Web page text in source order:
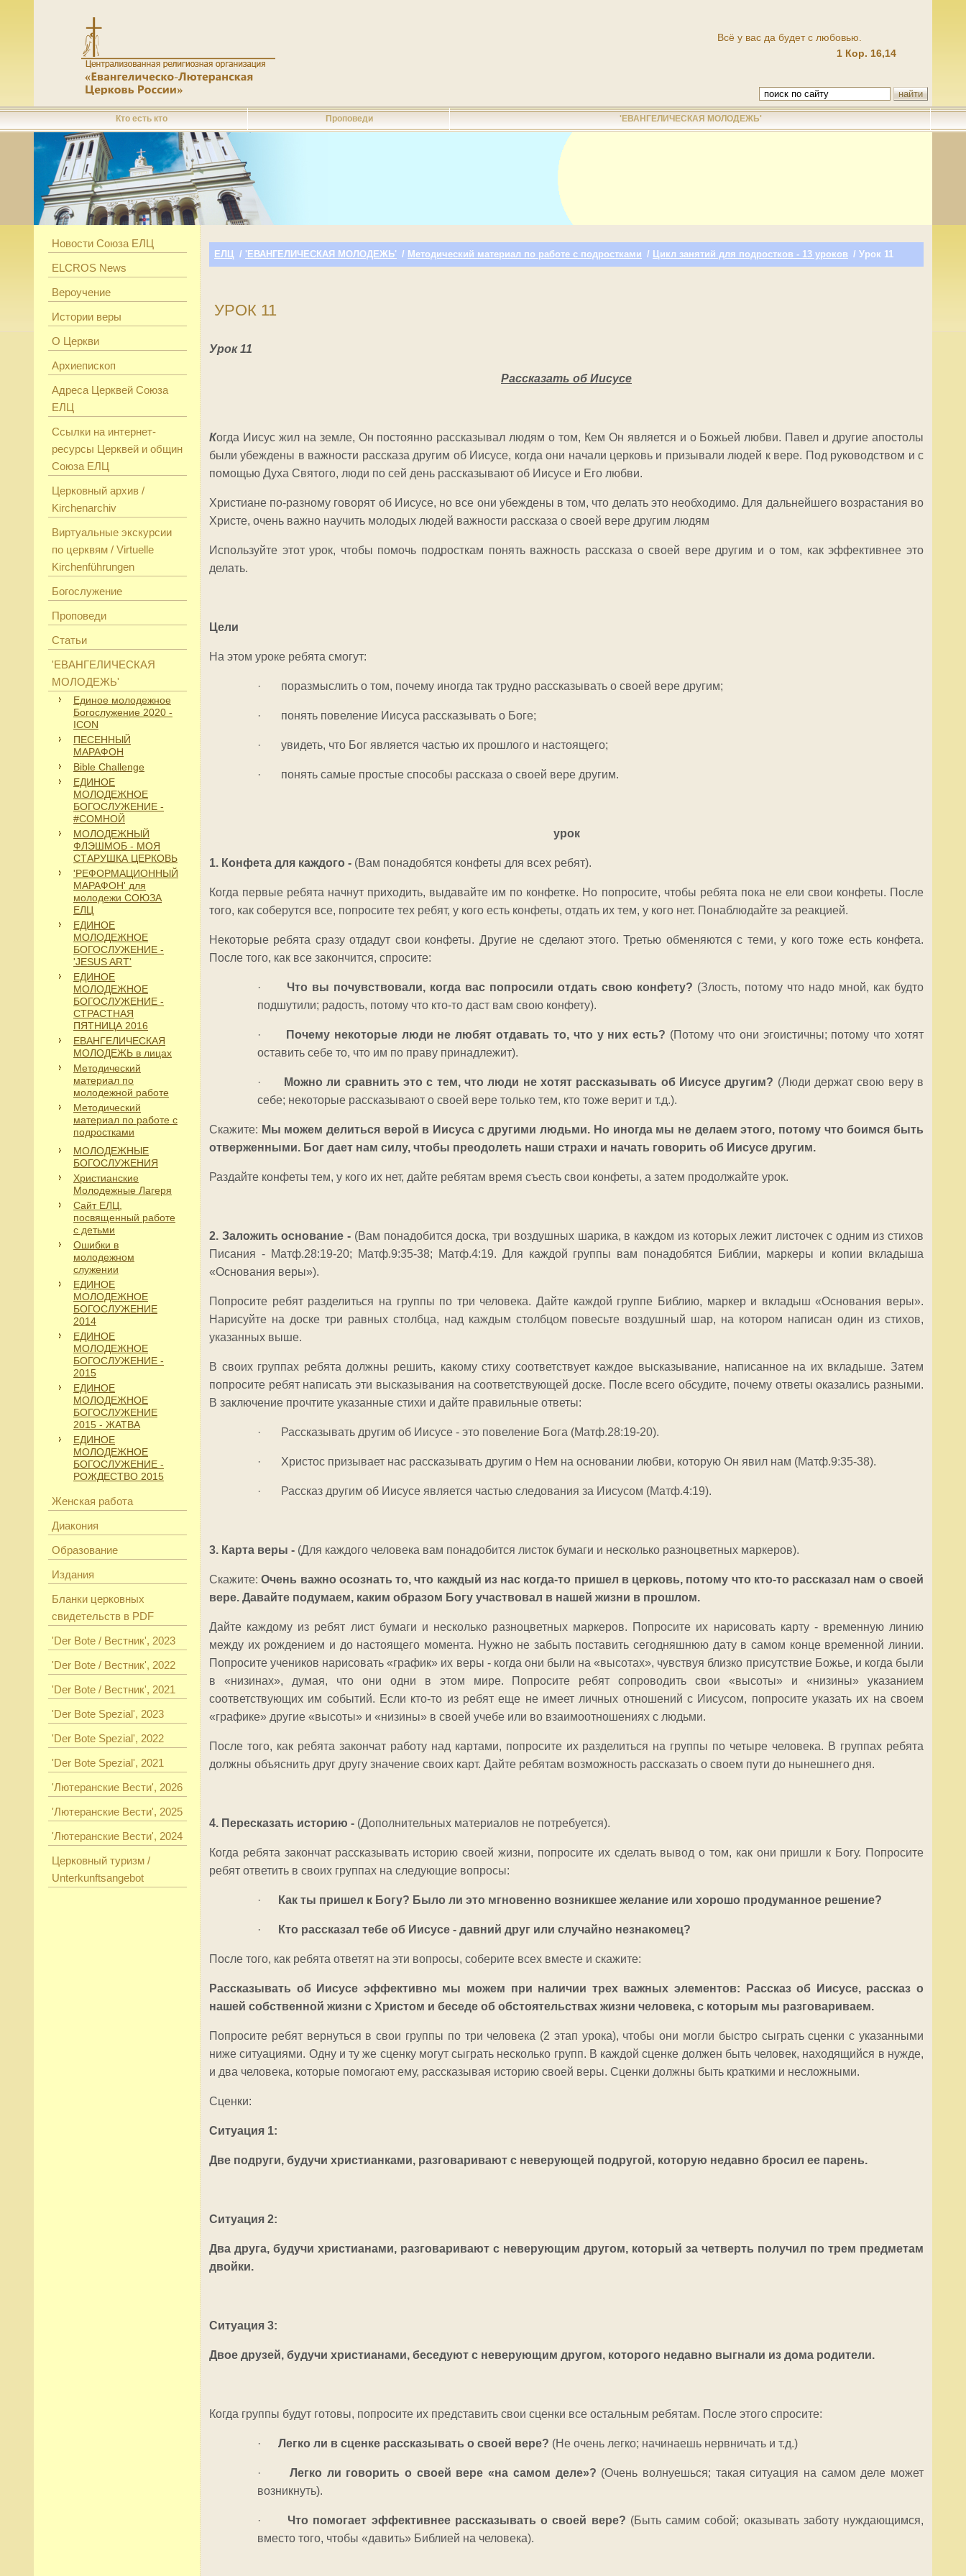
Всё у вас да будет с любовью.
1 Кор. 16,14
Кто есть кто Проповеди 'ЕВАНГЕЛИЧЕСКАЯ МОЛОДЕЖЬ'
Новости Союза ЕЛЦ
ELCROS News
Вероучение
Истории веры
О Церкви
Архиепископ
Адреса Церквей Союза
ЕЛЦ
Ссылки на интернет-
ресурсы Церквей и общин
Союза ЕЛЦ
Церковный архив /
Kirchenarchiv
Виртуальные экскурсии
по церквям / Virtuelle
Kirchenführungen
Богослужение
Проповеди
Статьи
'ЕВАНГЕЛИЧЕСКАЯ
МОЛОДЕЖЬ'
Единое молодежное
Богослужение 2020 -
ICON
ПЕСЕННЫЙ
МАРАФОН
Bible Challenge
ЕДИНОЕ
МОЛОДЕЖНОЕ
БОГОСЛУЖЕНИЕ -
#СОМНОЙ
МОЛОДЕЖНЫЙ
ФЛЭШМОБ - МОЯ
СТАРУШКА ЦЕРКОВЬ
'РЕФОРМАЦИОННЫЙ
МАРАФОН' для
молодежи СОЮЗА
ЕЛЦ
ЕДИНОЕ
МОЛОДЕЖНОЕ
БОГОСЛУЖЕНИЕ -
'JESUS ART'
ЕДИНОЕ
МОЛОДЕЖНОЕ
БОГОСЛУЖЕНИЕ -
СТРАСТНАЯ
ПЯТНИЦА 2016
ЕВАНГЕЛИЧЕСКАЯ
МОЛОДЕЖЬ в лицах
Методический
материал по
молодежной работе
Методический
материал по работе с
подростками
МОЛОДЕЖНЫЕ
БОГОСЛУЖЕНИЯ
Христианские
Молодежные Лагеря
Сайт ЕЛЦ,
посвященный работе
с детьми
Ошибки в
молодежном
служении
ЕДИНОЕ
МОЛОДЕЖНОЕ
БОГОСЛУЖЕНИЕ
2014
ЕДИНОЕ
МОЛОДЕЖНОЕ
БОГОСЛУЖЕНИЕ -
2015
ЕДИНОЕ
МОЛОДЕЖНОЕ
БОГОСЛУЖЕНИЕ
2015 - ЖАТВА
ЕДИНОЕ
МОЛОДЕЖНОЕ
БОГОСЛУЖЕНИЕ -
РОЖДЕСТВО 2015
Женская работа
Диакония
Образование
Издания
Бланки церковных
свидетельств в PDF
'Der Bote / Вестник', 2023
'Der Bote / Вестник', 2022
'Der Bote / Вестник', 2021
'Der Bote Spezial', 2023
'Der Bote Spezial', 2022
'Der Bote Spezial', 2021
'Лютеранские Вести', 2026
'Лютеранские Вести', 2025
'Лютеранские Вести', 2024
Церковный туризм /
Unterkunftsangebot
ЕЛЦ / 'ЕВАНГЕЛИЧЕСКАЯ МОЛОДЕЖЬ' / Методический материал по работе с подростками / Цикл занятий для подростков - 13 уроков / Урок 11
УРОК 11
Урок 11
Рассказать об Иисусе
Когда Иисус жил на земле, Он постоянно рассказывал людям о том, Кем Он является и о Божьей любви. Павел и другие апостолы
были убеждены в важности рассказа другим об Иисусе, когда они начали церковь и призывали людей к вере. Под руководством и с
помощью Духа Святого, люди по сей день рассказывают об Иисусе и Его любви.
Христиане по-разному говорят об Иисусе, но все они убеждены в том, что делать это необходимо. Для дальнейшего возрастания во
Христе, очень важно научить молодых людей важности рассказа о своей вере другим людям
Используйте этот урок, чтобы помочь подросткам понять важность рассказа о своей вере другим и о том, как эффективнее это
делать.
Цели
На этом уроке ребята смогут:
· поразмыслить о том, почему иногда так трудно рассказывать о своей вере другим;
· понять повеление Иисуса рассказывать о Боге;
· увидеть, что Бог является частью их прошлого и настоящего;
· понять самые простые способы рассказа о своей вере другим.
урок
1. Конфета для каждого - (Вам понадобятся конфеты для всех ребят).
Когда первые ребята начнут приходить, выдавайте им по конфетке. Но попросите, чтобы ребята пока не ели свои конфеты. После
того, как соберутся все, попросите тех ребят, у кого есть конфеты, отдать их тем, у кого нет. Понаблюдайте за реакцией.
Некоторые ребята сразу отдадут свои конфеты. Другие не сделают этого. Третью обменяются с теми, у кого тоже есть конфета.
После того, как все закончится, спросите:
· Что вы почувствовали, когда вас попросили отдать свою конфету? (Злость, потому что надо мной, как будто
подшутили; радость, потому что кто-то даст вам свою конфету).
· Почему некоторые люди не любят отдавать то, что у них есть? (Потому что они эгоистичны; потому что хотят
оставить себе то, что им по праву принадлежит).
· Можно ли сравнить это с тем, что люди не хотят рассказывать об Иисусе другим? (Люди держат свою веру в
себе; некоторые рассказывают о своей вере только тем, кто тоже верит и т.д.).
Скажите: Мы можем делиться верой в Иисуса с другими людьми. Но иногда мы не делаем этого, потому что боимся быть
отверженными. Бог дает нам силу, чтобы преодолеть наши страхи и начать говорить об Иисусе другим.
Раздайте конфеты тем, у кого их нет, дайте ребятам время съесть свои конфеты, а затем продолжайте урок.
2. Заложить основание - (Вам понадобится доска, три воздушных шарика, в каждом из которых лежит листочек с одним из стихов
Писания - Матф.28:19-20; Матф.9:35-38; Матф.4:19. Для каждой группы вам понадобятся Библии, маркеры и копии вкладыша
«Основания веры»).
Попросите ребят разделиться на группы по три человека. Дайте каждой группе Библию, маркер и вкладыш «Основания веры».
Нарисуйте на доске три равных столбца, над каждым столбцом повесьте воздушный шар, на котором написан один из стихов,
указанных выше.
В своих группах ребята должны решить, какому стиху соответствует каждое высказывание, написанное на их вкладыше. Затем
попросите ребят написать эти высказывания на соответствующей доске. После всего обсудите, почему ответы оказались разными.
В заключение прочтите указанные стихи и дайте правильные ответы:
· Рассказывать другим об Иисусе - это повеление Бога (Матф.28:19-20).
· Христос призывает нас рассказывать другим о Нем на основании любви, которую Он явил нам (Матф.9:35-38).
· Рассказ другим об Иисусе является частью следования за Иисусом (Матф.4:19).
3. Карта веры - (Для каждого человека вам понадобится листок бумаги и несколько разноцветных маркеров).
Скажите:Очень важно осознать то, что каждый из нас когда-то пришел в церковь, потому что кто-то рассказал нам о своей
вере. Давайте подумаем, каким образом Богу участвовал в нашей жизни в прошлом.
Дайте каждому из ребят лист бумаги и несколько разноцветных маркеров. Попросите их нарисовать карту - временную линию
между их рождением и до настоящего момента. Нужно не забыть поставить сегодняшнюю дату в самом конце временной линии.
Попросите учеников нарисовать «график» их веры - когда они были на «высотах», чувствуя близко присутствие Божье, и когда были
в «низинах», думая, что они одни в этом мире. Попросите ребят сопроводить свои «высоты» и «низины» указанием
соответствующих им событий. Если кто-то из ребят еще не имеет личных отношений с Иисусом, попросите указать их на своем
«графике» другие «высоты» и «низины» в своей учебе или во взаимоотношениях с людьми.
После того, как ребята закончат работу над картами, попросите их разделиться на группы по четыре человека. В группах ребята
должны объяснить друг другу значение своих карт. Дайте ребятам возможность рассказать о своем пути до нынешнего дня.
4. Пересказать историю - (Дополнительных материалов не потребуется).
Когда ребята закончат рассказывать историю своей жизни, попросите их сделать вывод о том, как они пришли к Богу. Попросите
ребят ответить в своих группах на следующие вопросы:
· Как ты пришел к Богу? Было ли это мгновенно возникшее желание или хорошо продуманное решение?
· Кто рассказал тебе об Иисусе - давний друг или случайно незнакомец?
После того, как ребята ответят на эти вопросы, соберите всех вместе и скажите:
Рассказывать об Иисусе эффективно мы можем при наличии трех важных элементов: Рассказ об Иисусе, рассказ о
нашей собственной жизни с Христом и беседе об обстоятельствах жизни человека, с которым мы разговариваем.
Попросите ребят вернуться в свои группы по три человека (2 этап урока), чтобы они могли быстро сыграть сценки с указанными
ниже ситуациями. Одну и ту же сценку могут сыграть несколько групп. В каждой сценке должен быть человек, находящийся в нужде,
и два человека, которые помогают ему, рассказывая историю своей веры. Сценки должны быть краткими и несложными.
Сценки:
Ситуация 1:
Две подруги, будучи христианками, разговаривают с неверующей подругой, которую недавно бросил ее парень.
Ситуация 2:
Два друга, будучи христианами, разговаривают с неверующим другом, который за четверть получил по трем предметам
двойки.
Ситуация 3:
Двое друзей, будучи христианами, беседуют с неверующим другом, которого недавно выгнали из дома родители.
Когда группы будут готовы, попросите их представить свои сценки все остальным ребятам. После этого спросите:
· Легко ли в сценке рассказывать о своей вере? (Не очень легко; начинаешь нервничать и т.д.)
· Легко ли говорить о своей вере «на самом деле»? (Очень волнуешься; такая ситуация на самом деле может
возникнуть).
· Что помогает эффективнее рассказывать о своей вере? (Быть самим собой; оказывать заботу нуждающимся,
вместо того, чтобы «давить» Библией на человека).